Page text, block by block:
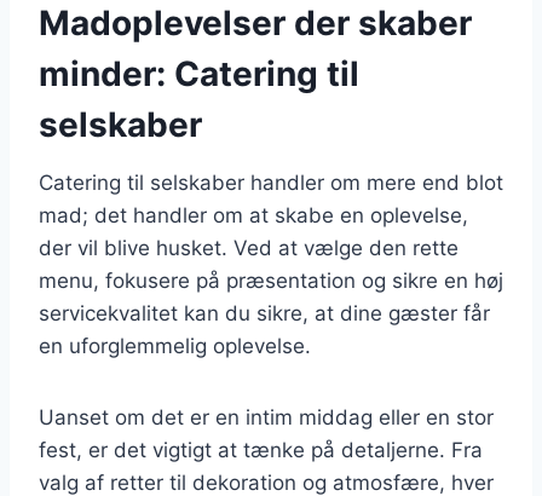
Madoplevelser der skaber
minder: Catering til
selskaber
Catering til selskaber handler om mere end blot
mad; det handler om at skabe en oplevelse,
der vil blive husket. Ved at vælge den rette
menu, fokusere på præsentation og sikre en høj
servicekvalitet kan du sikre, at dine gæster får
en uforglemmelig oplevelse.
Uanset om det er en intim middag eller en stor
fest, er det vigtigt at tænke på detaljerne. Fra
valg af retter til dekoration og atmosfære, hver